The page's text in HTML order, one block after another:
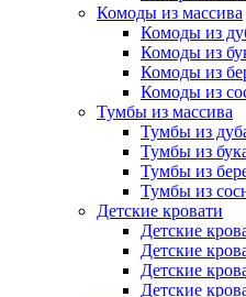
Комоды из массива
Комоды из
Комоды из
Комоды из
Комоды из
Тумбы из массива
Тумбы из
Тумбы из
Тумбы из
Тумбы из
Детские кровати
Детские
Детские
Детские
Детские